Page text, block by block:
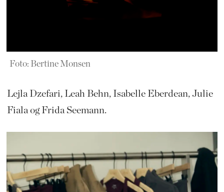
Foto: Bertine Monsen
Lejla Dzefari, Leah Behn, Isabelle Eberdean, Julie
Fiala og Frida Seemann.